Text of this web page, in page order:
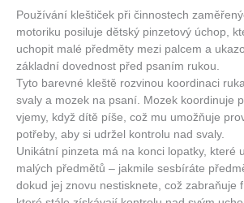
Používání kleštiček při činnostech
motoriku posiluje dětský pinzetový úchop,
uchopit malé předměty mezi palcem a
základní dovednost před psaním rukou.
Tyto barevné kleště rozvinou koordinaci
svaly a mozek na psaní. Mozek koordinuje
vjemy, když dítě píše, což mu umožňuje
potřeby, aby si udržel kontrolu nad svaly.
Unikátní pinzeta má na konci lopatky, které
malých předmětů – jakmile sesbíráte
dokud jej znovu nestisknete, což zabraňuje